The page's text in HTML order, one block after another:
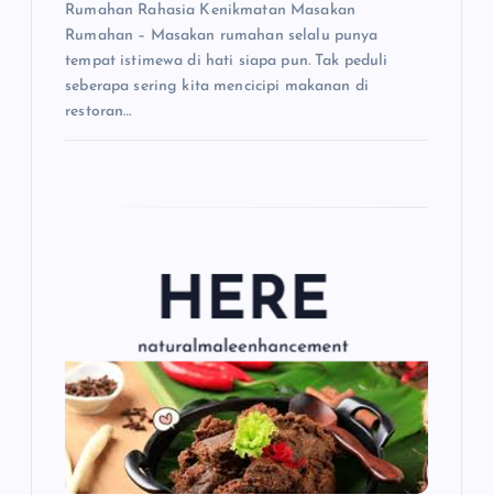
Rumahan Rahasia Kenikmatan Masakan
Rumahan – Masakan rumahan selalu punya
tempat istimewa di hati siapa pun. Tak peduli
seberapa sering kita mencicipi makanan di
restoran…